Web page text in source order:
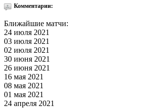
Комментарии:
Ближайшие матчи:
24 июля 2021
03 июля 2021
02 июля 2021
30 июня 2021
26 июня 2021
16 мая 2021
08 мая 2021
01 мая 2021
24 апреля 2021